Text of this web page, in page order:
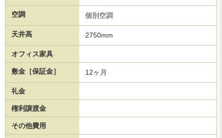
空調 個別空調
天井高 2750mm
オフィス家具
敷金［保証金］ 12ヶ月
礼金
権利譲渡金
その他費用